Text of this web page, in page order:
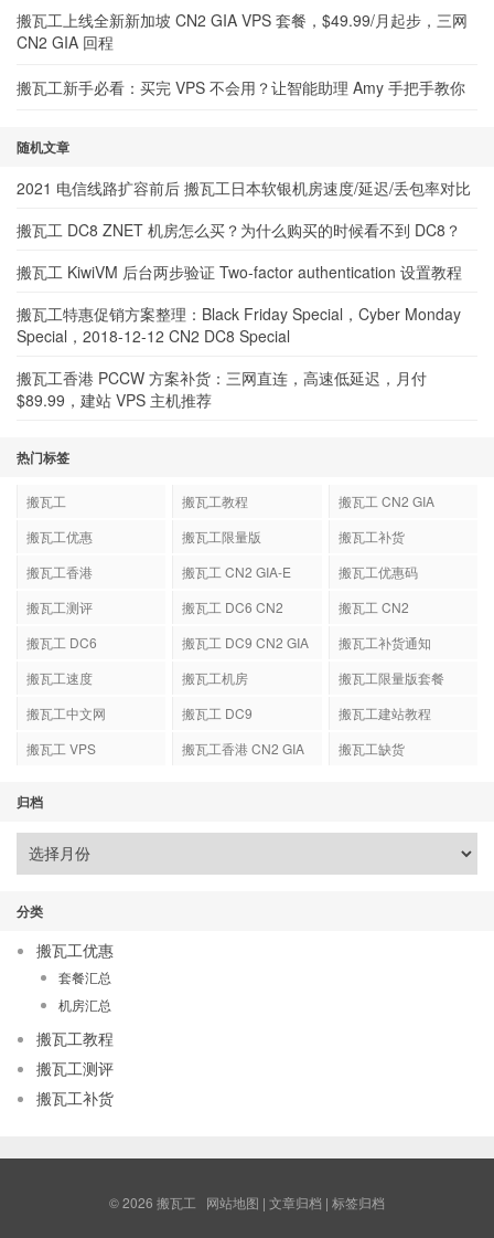
搬瓦工上线全新新加坡 CN2 GIA VPS 套餐，$49.99/月起步，三网
CN2 GIA 回程
搬瓦工新手必看：买完 VPS 不会用？让智能助理 Amy 手把手教你
随机文章
2021 电信线路扩容前后 搬瓦工日本软银机房速度/延迟/丢包率对比
搬瓦工 DC8 ZNET 机房怎么买？为什么购买的时候看不到 DC8？
搬瓦工 KiwiVM 后台两步验证 Two-factor authentication 设置教程
搬瓦工特惠促销方案整理：Black Friday Special，Cyber Monday
Special，2018-12-12 CN2 DC8 Special
搬瓦工香港 PCCW 方案补货：三网直连，高速低延迟，月付
$89.99，建站 VPS 主机推荐
热门标签
搬瓦工 搬瓦工教程
搬瓦工 CN2 GIA
搬瓦工优惠
搬瓦工限量版
搬瓦工补货
搬瓦工香港
搬瓦工 CN2 GIA-E
搬瓦工优惠码
搬瓦工测评
搬瓦工 DC6 CN2
搬瓦工 CN2
搬瓦工 DC6
搬瓦工 DC9 CN2 GIA
搬瓦工补货通知
搬瓦工速度
搬瓦工机房
搬瓦工限量版套餐
搬瓦工中文网
搬瓦工 DC9
搬瓦工建站教程
搬瓦工 VPS
搬瓦工香港 CN2 GIA 搬瓦工缺货
归档
分类
搬瓦工优惠
套餐汇总
机房汇总
搬瓦工教程
搬瓦工测评
搬瓦工补货
© 2026 搬瓦工 网站地图 | 文章归档 | 标签归档